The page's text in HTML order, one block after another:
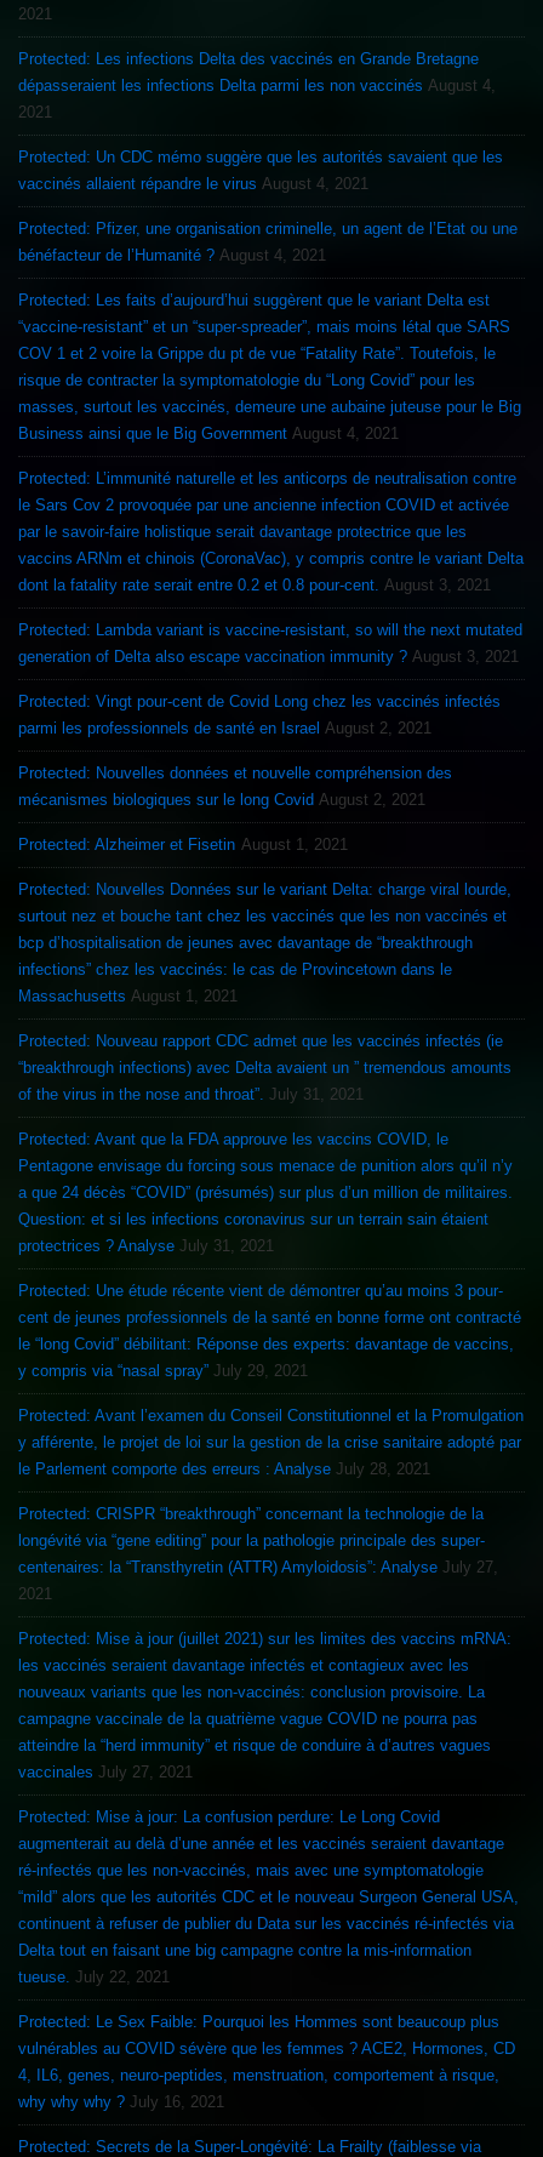
2021
Protected: Les infections Delta des vaccinés en Grande Bretagne
dépasseraient les infections Delta parmi les non vaccinés August 4,
2021
Protected: Un CDC mémo suggère que les autorités savaient que les
vaccinés allaient répandre le virus August 4, 2021
Protected: Pfizer, une organisation criminelle, un agent de l’Etat ou une
bénéfacteur de l’Humanité ? August 4, 2021
Protected: Les faits d’aujourd’hui suggèrent que le variant Delta est
“vaccine-resistant” et un “super-spreader”, mais moins létal que SARS
COV 1 et 2 voire la Grippe du pt de vue “Fatality Rate”. Toutefois, le
risque de contracter la symptomatologie du “Long Covid” pour les
masses, surtout les vaccinés, demeure une aubaine juteuse pour le Big
Business ainsi que le Big Government August 4, 2021
Protected: L’immunité naturelle et les anticorps de neutralisation contre
le Sars Cov 2 provoquée par une ancienne infection COVID et activée
par le savoir-faire holistique serait davantage protectrice que les
vaccins ARNm et chinois (CoronaVac), y compris contre le variant Delta
dont la fatality rate serait entre 0.2 et 0.8 pour-cent. August 3, 2021
Protected: Lambda variant is vaccine-resistant, so will the next mutated
generation of Delta also escape vaccination immunity ? August 3, 2021
Protected: Vingt pour-cent de Covid Long chez les vaccinés infectés
parmi les professionnels de santé en Israel August 2, 2021
Protected: Nouvelles données et nouvelle compréhension des
mécanismes biologiques sur le long Covid August 2, 2021
Protected: Alzheimer et Fisetin August 1, 2021
Protected: Nouvelles Données sur le variant Delta: charge viral lourde,
surtout nez et bouche tant chez les vaccinés que les non vaccinés et
bcp d’hospitalisation de jeunes avec davantage de “breakthrough
infections” chez les vaccinés: le cas de Provincetown dans le
Massachusetts August 1, 2021
Protected: Nouveau rapport CDC admet que les vaccinés infectés (ie
“breakthrough infections) avec Delta avaient un ” tremendous amounts
of the virus in the nose and throat”. July 31, 2021
Protected: Avant que la FDA approuve les vaccins COVID, le
Pentagone envisage du forcing sous menace de punition alors qu’il n’y
a que 24 décès “COVID” (présumés) sur plus d’un million de militaires.
Question: et si les infections coronavirus sur un terrain sain étaient
protectrices ? Analyse July 31, 2021
Protected: Une étude récente vient de démontrer qu’au moins 3 pour-
cent de jeunes professionnels de la santé en bonne forme ont contracté
le “long Covid” débilitant: Réponse des experts: davantage de vaccins,
y compris via “nasal spray” July 29, 2021
Protected: Avant l’examen du Conseil Constitutionnel et la Promulgation
y afférente, le projet de loi sur la gestion de la crise sanitaire adopté par
le Parlement comporte des erreurs : Analyse July 28, 2021
Protected: CRISPR “breakthrough” concernant la technologie de la
longévité via “gene editing” pour la pathologie principale des super-
centenaires: la “Transthyretin (ATTR) Amyloidosis”: Analyse July 27,
2021
Protected: Mise à jour (juillet 2021) sur les limites des vaccins mRNA:
les vaccinés seraient davantage infectés et contagieux avec les
nouveaux variants que les non-vaccinés: conclusion provisoire. La
campagne vaccinale de la quatrième vague COVID ne pourra pas
atteindre la “herd immunity” et risque de conduire à d’autres vagues
vaccinales July 27, 2021
Protected: Mise à jour: La confusion perdure: Le Long Covid
augmenterait au delà d’une année et les vaccinés seraient davantage
ré-infectés que les non-vaccinés, mais avec une symptomatologie
“mild” alors que les autorités CDC et le nouveau Surgeon General USA,
continuent à refuser de publier du Data sur les vaccinés ré-infectés via
Delta tout en faisant une big campagne contre la mis-information
tueuse. July 22, 2021
Protected: Le Sex Faible: Pourquoi les Hommes sont beaucoup plus
vulnérables au COVID sévère que les femmes ? ACE2, Hormones, CD
4, IL6, genes, neuro-peptides, menstruation, comportement à risque,
why why why ? July 16, 2021
Protected: Secrets de la Super-Longévité: La Frailty (faiblesse via